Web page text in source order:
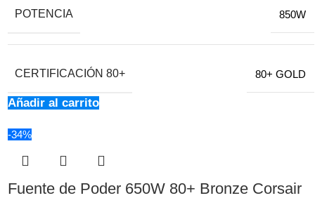
POTENCIA 850W
CERTIFICACIÓN 80+ 80+ GOLD
Añadir al carrito
-34%
Fuente de Poder 650W 80+ Bronze Corsair